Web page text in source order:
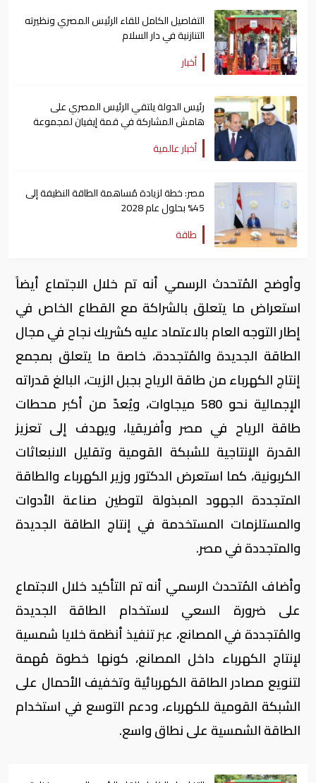
التفاصيل الكامل للقاء الرئيس المصري ونظيرته
التنازنية في دار السلام
أخبار
رئيس الدولة يلتقي الرئيس المصري على
هامش المشاركة في قمة إيفيان لمجموعة
السبع
أخبار عالمية
مصر: خطة لزيادة مُساهمة الطاقة النظيفة إلى
45% بحلول عام 2028
طاقة
وأوضح المُتحدث الرسمي أنه تم خلال الاجتماع أيضاً
استعراض ما يتعلق بالشراكة مع القطاع الخاص في
إطار التوجه العام بالاعتماد عليه كشريك نجاح في مجال
الطاقة الجديدة والمُتجددة، خاصة ما يتعلق بمجمع
إنتاج الكهرباء من طاقة الرياح بجبل الزيت، البالغ قدراته
الإجمالية نحو 580 ميجاوات، ويُعدّ من أكبر محطات
طاقة الرياح في مصر وأفريقيا، ويهدف إلى تعزيز
القدرة الإنتاجية للشبكة القومية وتقليل الانبعاثات
الكربونية، كما استعرض الدكتور وزير الكهرباء والطاقة
المتجددة الجهود المبذولة لتوطين صناعة الأدوات
والمستلزمات المستخدمة في إنتاج الطاقة الجديدة
والمتجددة في مصر.
وأضاف المُتحدث الرسمي أنه تم التأكيد خلال الاجتماع
على ضرورة السعي لاستخدام الطاقة الجديدة
والمُتجددة في المصانع، عبر تنفيذ أنظمة خلايا شمسية
لإنتاج الكهرباء داخل المصانع، كونها خطوة مُهمة
لتنويع مصادر الطاقة الكهربائية وتخفيف الأحمال على
الشبكة القومية للكهرباء، ودعم التوسع في استخدام
الطاقة الشمسية على نطاق واسع.